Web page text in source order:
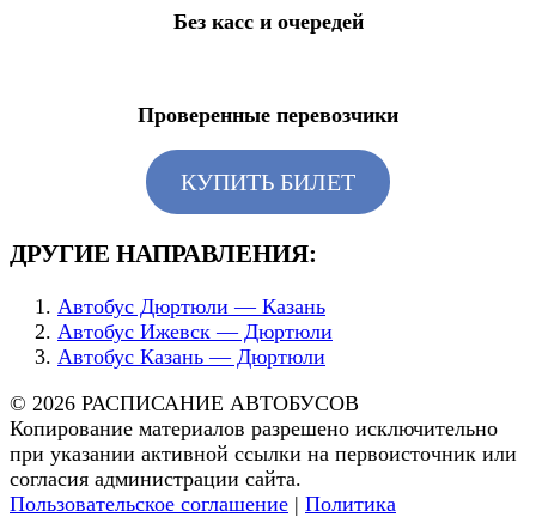
Без касс и очередей
Проверенные перевозчики
КУПИТЬ БИЛЕТ
ДРУГИЕ НАПРАВЛЕНИЯ:
Автобус Дюртюли — Казань
Автобус Ижевск — Дюртюли
Автобус Казань — Дюртюли
© 2026 РАСПИСАНИЕ АВТОБУСОВ
Копирование материалов разрешено исключительно
при указании активной ссылки на первоисточник или
согласия администрации сайта.
Пользовательское соглашение | Политика